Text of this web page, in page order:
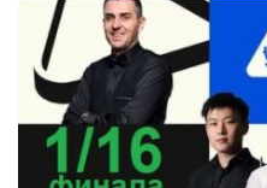
сегодня прямые
турнира English Open по